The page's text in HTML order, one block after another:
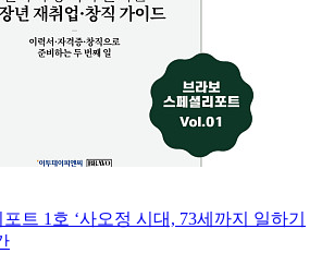
트 1호 ‘사오정 시대, 73세까지 일하기